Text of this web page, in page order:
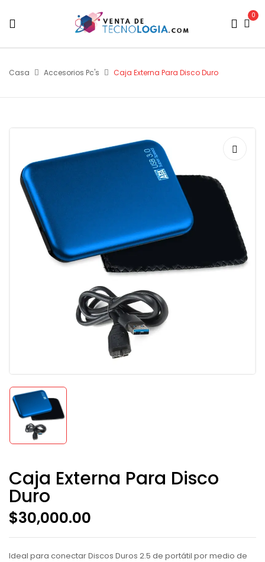
0
Casa Accesorios Pc's Caja Externa Para Disco Duro
Caja Externa Para Disco
Duro
$30,000.00
Ideal para conectar Discos Duros 2.5 de portátil por medio de